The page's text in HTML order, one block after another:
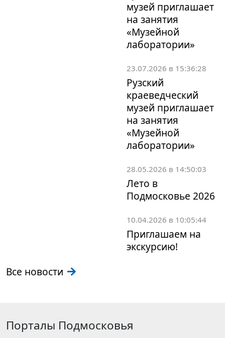
музей приглашает
на занятия
«Музейной
лаборатории»
23.07.2026 в 15:36:28
Рузский
краеведческий
музей приглашает
на занятия
«Музейной
лаборатории»
28.05.2026 в 14:50:03
Лето в
Подмосковье 2026
10.04.2026 в 10:05:44
Приглашаем на
экскурсию!
Все новости
Порталы Подмосковья